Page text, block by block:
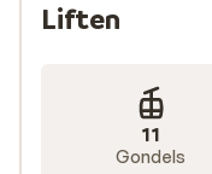
Liften
11
Gondels